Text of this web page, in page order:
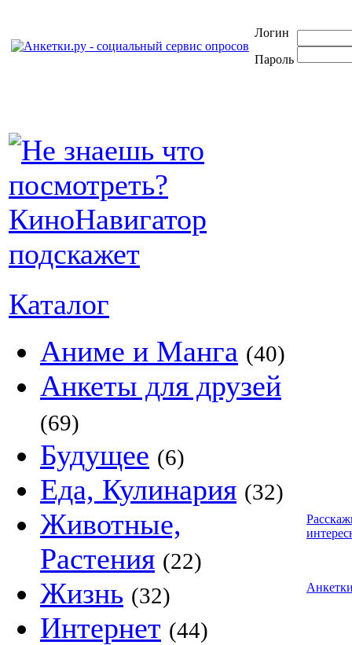
Логин
Пароль
Каталог
Аниме и Манга (40)
Анкеты для друзей
(69)
Будущее (6)
Еда, Кулинария (32)
Животные,
Растения (22)
Жизнь (32)
Интернет (44)